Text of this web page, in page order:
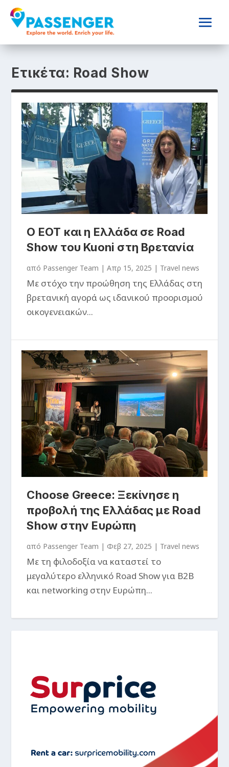
Ετικέτα: Road Show
Ο ΕΟΤ και η Ελλάδα σε Road
Show του Kuoni στη Βρετανία
από Passenger Team |Απρ 15, 2025 | Travel news
Με στόχο την προώθηση της Ελλάδας στη
βρετανική αγορά ως ιδανικού προορισμού
οικογενειακών...
Choose Greece: Ξεκίνησε η
προβολή της Ελλάδας με Road
Show στην Ευρώπη
από Passenger Team | Φεβ 27, 2025 | Travel news
Με τη φιλοδοξία να καταστεί το
μεγαλύτερο ελληνικό Road Show για B2B
και networking στην Ευρώπη...